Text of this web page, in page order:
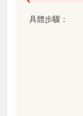
具體步驟：